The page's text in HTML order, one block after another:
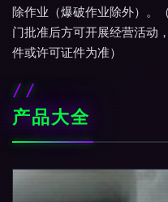
除作业（爆破作业除外）。
门批准后方可开展经营活动
件或许可证件为准）
产品大全